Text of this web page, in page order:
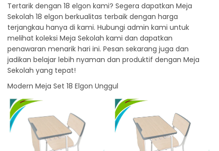
Tertarik dengan 18 elgon kami? Segera dapatkan Meja
Sekolah 18 elgon berkualitas terbaik dengan harga
terjangkau hanya di kami. Hubungi admin kami untuk
melihat koleksi Meja Sekolah kami dan dapatkan
penawaran menarik hari ini. Pesan sekarang juga dan
jadikan belajar lebih nyaman dan produktif dengan Meja
Sekolah yang tepat!
Modern Meja Set 18 Elgon Unggul